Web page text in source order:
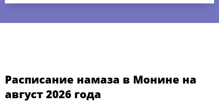
Расписание намаза в Монине на
август 2026 года